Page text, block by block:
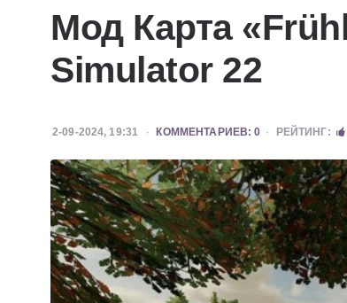
Мод Карта
Simulator 22
2-09-2024, 19:31 КОММЕНТАРИЕВ: 0 РЕЙТИНГ: